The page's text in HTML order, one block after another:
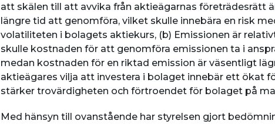
att skälen till att avvika från aktieägarnas företrädesrätt
längre tid att genomföra, vilket skulle innebära en risk
volatiliteten i bolagets aktiekurs, (b) Emissionen är
skulle kostnaden för att genomföra emissionen ta i
medan kostnaden för en riktad emission är väsentligt
aktieägares vilja att investera i bolaget innebär ett ökat
stärker trovärdigheten och förtroendet för bolaget på
Med hänsyn till ovanstående har styrelsen gjort